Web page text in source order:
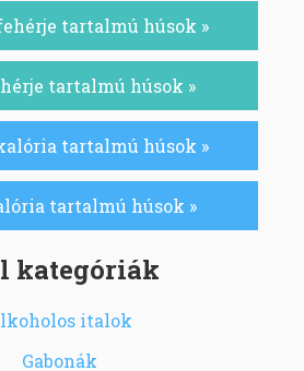
tartalmú húsok »
tartalmú húsok »
tartalmú húsok »
tartalmú húsok »
kategóriák
italok
Gabonák